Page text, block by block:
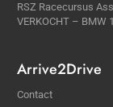
RSZ Racecursus
VERKOCHT – BMW
Arrive2Drive
Contact